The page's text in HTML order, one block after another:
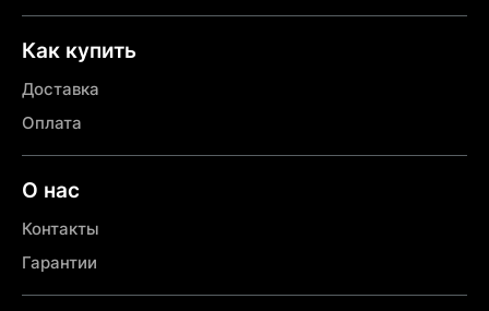
Как купить
Доставка
Оплата
О нас
Контакты
Гарантии